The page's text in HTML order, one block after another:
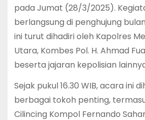
pada Jumat (28/3/2025).
berlangsung di penghujung
ini turut dihadiri oleh Kapolres
Utara, Kombes Pol. H. Ahmad
beserta jajaran kepolisian
Sejak pukul 16.30 WIB, acara ini
berbagai tokoh penting,
Cilincing Kompol Fernando